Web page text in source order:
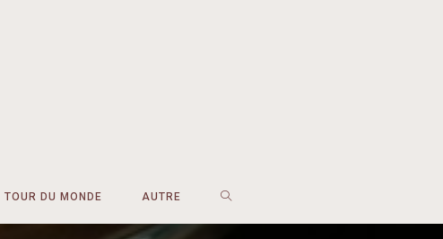
TOUR DU MONDE AUTRE